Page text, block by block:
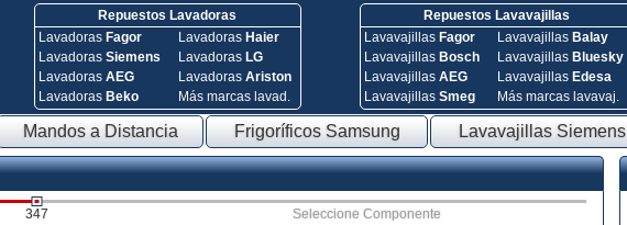
Repuestos Lavadoras
Lavadoras Fagor
Lavadoras Siemens
Lavadoras AEG
Lavadoras Beko
Lavadoras Haier
Lavadoras LG
Lavadoras Ariston
Más marcas lavad.
Repuestos Lavavajillas
Lavavajillas Fagor
Lavavajillas Bosch
Lavavajillas AEG
Lavavajillas Smeg
Lavavajillas Balay
Lavavajillas Bluesky
Lavavajillas Edesa
Más marcas lavavaj.
Mandos a Distancia Frigoríficos Samsung Lavavajillas Siemens
347 Seleccione Componente